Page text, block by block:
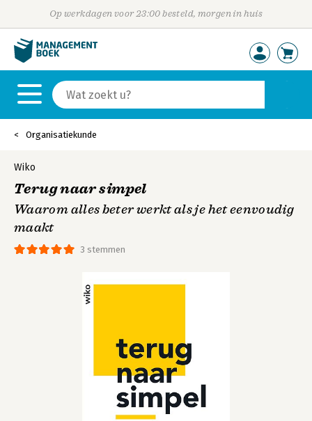
Op werkdagen voor 23:00 besteld, morgen in huis
Organisatiekunde
3 stemmen
Wiko
Terug naar simpel
Waarom alles beter werkt als je het eenvoudig
maakt